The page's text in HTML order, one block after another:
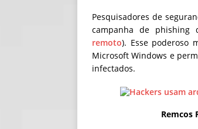
Pesquisadores de
campanha de phishing
remoto). Esse poderoso
Microsoft Windows e
infectados.
Remcos